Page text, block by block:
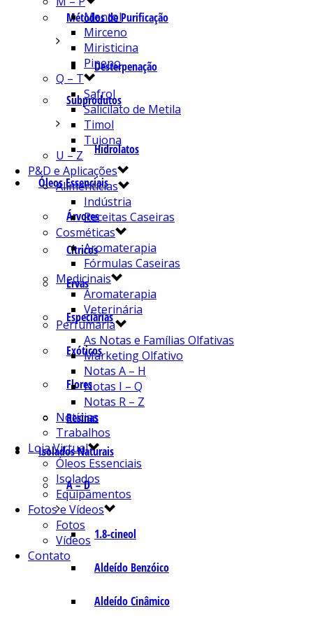
Métodos de Purificação
Desterpenação
Subprodutos
Hidrolatos
Óleos Essenciais
Árvores
Cítricos
Ervas
Especiarias
Exóticos
Flores
Resinas
Isolados Naturais
A – D
1.8-cineol
Aldeído Benzóico
Aldeído Cinâmico
Mentol
Mirceno
Miristicina
Pineno
Q – T
Safrol
Salicilato de Metila
Timol
Tujona
U – Z
P&D e Aplicações
Alimentícias
Indústria
Receitas Caseiras
Cosméticas
Aromaterapia
Fórmulas Caseiras
Medicinais
Aromaterapia
Veterinária
Perfumaria
As Notas e Famílias Olfativas
Marketing Olfativo
Notas A – H
Notas I – Q
Notas R – Z
Notícias
Trabalhos
Loja Virtual
Óleos Essenciais
Isolados
Equipamentos
Fotos e Vídeos
Fotos
Vídeos
Contato